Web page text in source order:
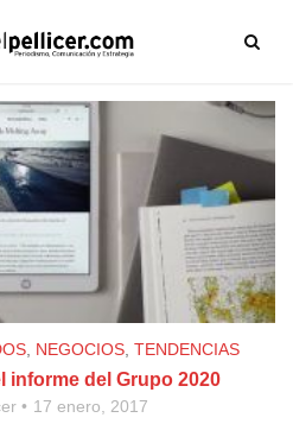
NEGOCIOS TENDENCIAS
informe del Grupo 2020
17 enero, 2017